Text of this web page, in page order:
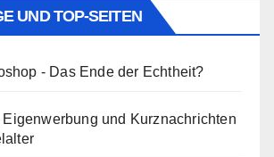
UND TOP-SEITEN
- Das Ende der Echtheit?
und Kurznachrichten